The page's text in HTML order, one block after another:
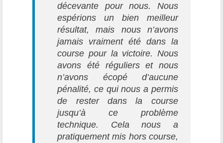
décevante pour nous. Nous
espérions un bien meilleur
résultat, mais nous n’avons
jamais vraiment été dans la
course pour la victoire. Nous
avons été réguliers et nous
n’avons écopé d’aucune
pénalité, ce qui nous a permis
de rester dans la course
jusqu’à ce problème
technique. Cela nous a
pratiquement mis hors course,